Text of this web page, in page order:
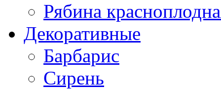
Рябина
Декоративные
Барбарис
Сирень